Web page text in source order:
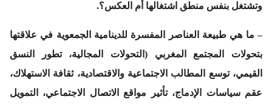
وتشتغل بنفس منطق اشتغالها أم العكس؟.
– ما هي طبيعة العناصر المفسرة للدينامية الجمعوية في علاقتها
بتحولات المجتمع المغربي (التحولات المجالية، تطور النسق
القيمي، توسع المطالب الاجتماعية والاقتصادية، ثقافة الاستهلاك،
عقم سياسات الإدماج، تأثير مواقع الاتصال الاجتماعي، التمويل